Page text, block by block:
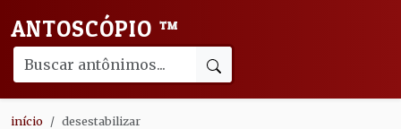
ANTOSCÓPIO ™
início desestabilizar